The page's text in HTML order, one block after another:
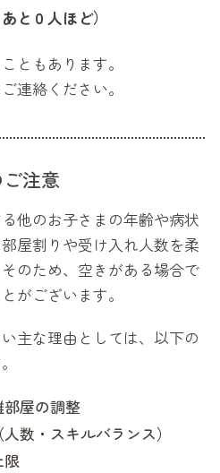
と０人ほど）
ともあります。
連絡ください。
注意
他のお子さまの年齢や病状
屋割りや受け入れ人数を柔
のため、空きがある場合で
がございます。
主な理由としては、以下の
屋の調整
数・スキルバランス）
限